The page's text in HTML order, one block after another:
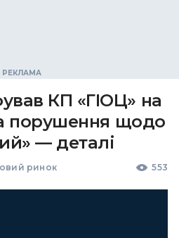
КП «ГІОЦ» на
порушення щодо
— деталі
ринок 553